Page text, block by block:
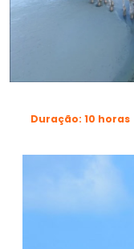
Duração: 10 horas